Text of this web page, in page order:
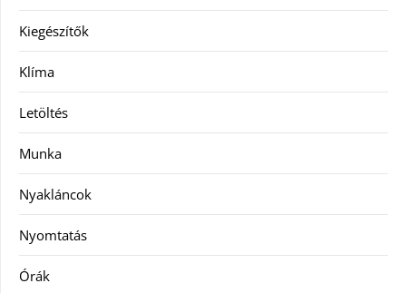
Kiegészítők
Klíma
Letöltés
Munka
Nyakláncok
Nyomtatás
Órák